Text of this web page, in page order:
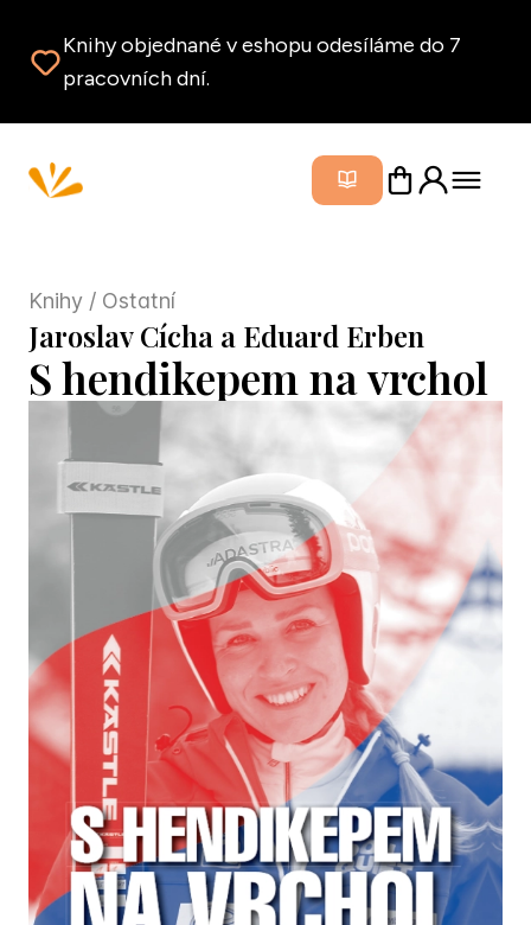
Knihy objednané v eshopu odesíláme do 7
pracovních dní.
Zavřít
Knihy / Ostatní
Jaroslav Cícha a Eduard Erben
S hendikepem na vrchol